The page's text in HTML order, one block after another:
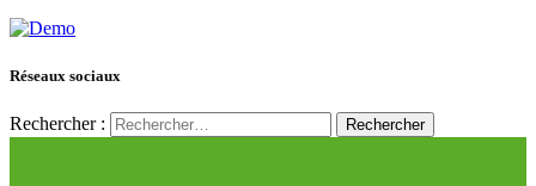
Réseaux sociaux
Rechercher :